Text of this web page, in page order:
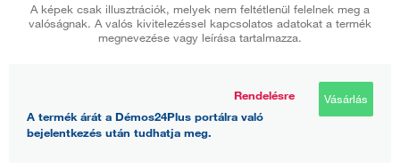
A képek csak illusztrációk, melyek nem feltétlenül felelnek meg a
valóságnak. A valós kivitelezéssel kapcsolatos adatokat a termék
megnevezése vagy leírása tartalmazza.
Rendelésre
A termék árát a Démos24Plus portálra való
bejelentkezés után tudhatja meg.
Vásárlás